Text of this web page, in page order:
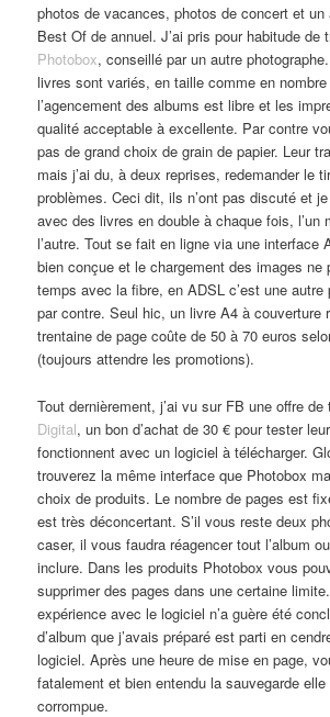
photos de vacances, photos de concert et un
Best Of de annuel. J’ai pris pour habitude de
Photobox, conseillé par un autre
livres sont variés, en taille comme en nombre
l’agencement des albums est libre et les
qualité acceptable à excellente. Par contre
pas de grand choix de grain de papier. Leur
mais j’ai du, à deux reprises, redemander le
problèmes. Ceci dit, ils n’ont pas discuté et
avec des livres en double à chaque fois, l’un
l’autre. Tout se fait en ligne via une interface
bien conçue et le chargement des images ne
temps avec la fibre, en ADSL c’est une autre
par contre. Seul hic, un livre A4 à couverture
trentaine de page coûte de 50 à 70 euros
(toujours attendre les promotions).
Tout dernièrement, j’ai vu sur FB une offre
Digital, un bon d’achat de 30 € pour tester
fonctionnent avec un logiciel à télécharger.
trouverez la même interface que Photobox
choix de produits. Le nombre de pages est
est très déconcertant. S’il vous reste deux
caser, il vous faudra réagencer tout l’album
inclure. Dans les produits Photobox vous
supprimer des pages dans une certaine
expérience avec le logiciel n’a guère été
d’album que j’avais préparé est parti en
logiciel. Après une heure de mise en page,
fatalement et bien entendu la sauvegarde
corrompue.